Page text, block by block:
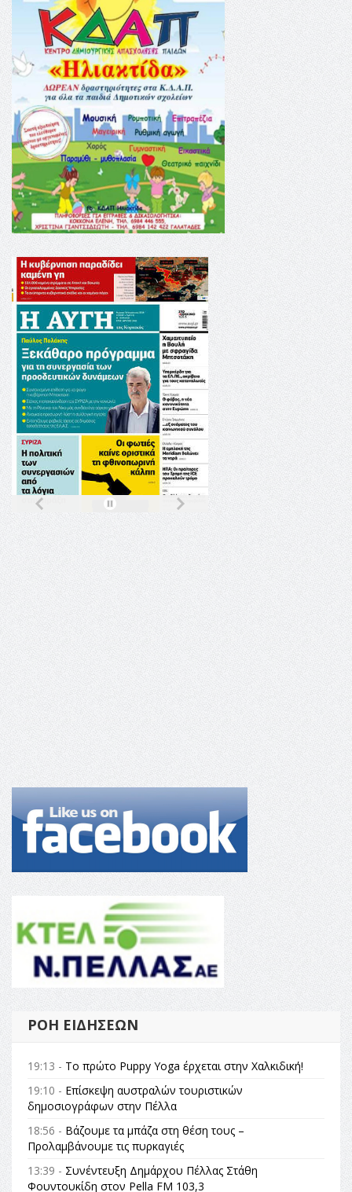
ΡΟΉ ΕΙΔΉΣΕΩΝ
19:13 - Το πρώτο Puppy Yoga έρχεται στην Χαλκιδική!
19:10 - Επίσκεψη αυστραλών τουριστικών
δημοσιογράφων στην Πέλλα
18:56 - Βάζουμε τα μπάζα στη θέση τους –
Προλαμβάνουμε τις πυρκαγιές
13:39 - Συνέντευξη Δημάρχου Πέλλας Στάθη
Φουντουκίδη στον Pella FM 103,3